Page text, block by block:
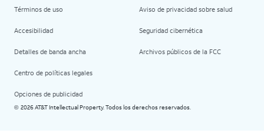
Términos de uso
Accesibilidad
Detalles de banda ancha
Centro de políticas legales
Opciones de publicidad
Aviso de privacidad sobre salud
Seguridad cibernética
Archivos públicos de la FCC
© 2026 AT&T Intellectual Property. Todos los derechos reservados.